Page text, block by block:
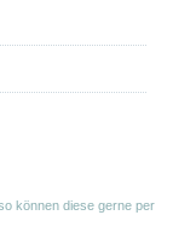
können diese gerne per